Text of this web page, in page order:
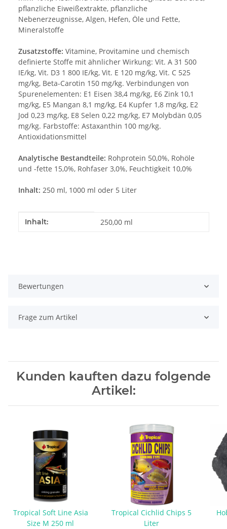
pflanzliche Eiweißextrakte, pflanzliche
Nebenerzeugnisse, Algen, Hefen, Öle und Fette,
Mineralstoffe
Zusatzstoffe: Vitamine, Provitamine und chemisch
definierte Stoffe mit ähnlicher Wirkung: Vit. A 31 500
IE/kg, Vit. D3 1 800 IE/kg, Vit. E 120 mg/kg, Vit. C 525
mg/kg, Beta-Carotin 150 mg/kg. Verbindungen von
Spurenelementen: E1 Eisen 38,4 mg/kg, E6 Zink 10,1
mg/kg, E5 Mangan 8,1 mg/kg, E4 Kupfer 1,8 mg/kg, E2
Jod 0,23 mg/kg, E8 Selen 0,22 mg/kg, E7 Molybdän 0,05
mg/kg. Farbstoffe: Astaxanthin 100 mg/kg.
Antioxidationsmittel
Analytische Bestandteile: Rohprotein 50,0%, Rohöle
und -fette 15,0%, Rohfaser 3,0%, Feuchtigkeit 10,0%
Inhalt: 250 ml, 1000 ml oder 5 Liter
Produkteigenschaft
Wert
Inhalt: 250,00 ml
Bewertungen
Frage zum Artikel
Kunden kauften dazu folgende
Artikel:
Tropical Soft Line Asia
Size M 250 ml
Tropical Cichlid Chips 5
Liter